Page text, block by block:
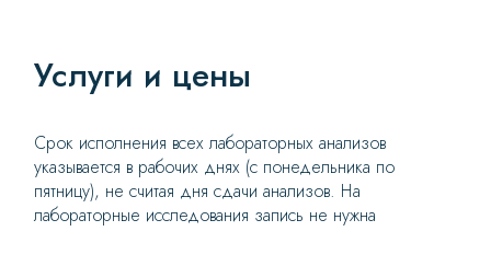
Услуги и цены
Срок исполнения всех лабораторных анализов
указывается в рабочих днях (с понедельника по
пятницу), не считая дня сдачи анализов. На
лабораторные исследования запись не нужна